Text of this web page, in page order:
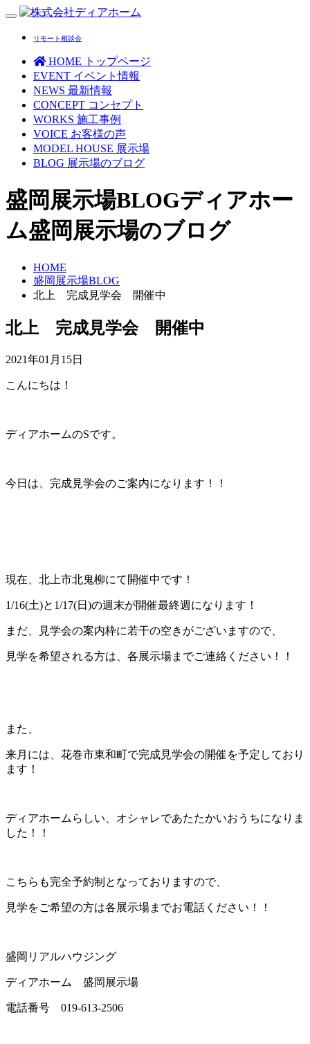
Toggle
リモート相談会
HOME
トップページ
EVENT イベント情報
NEWS 最新情報
CONCEPT コンセプト
WORKS 施工事例
VOICE お客様の声
MODEL HOUSE 展示場
BLOG 展示場のブログ
盛岡展示場BLOGディアホー
ム盛岡展示場のブログ
HOME
盛岡展示場BLOG
北上 完成見学会 開催中
北上 完成見学会 開催中
2021年01月15日
こんにちは！
ディアホームのSです。
今日は、完成見学会のご案内になります！！
現在、北上市北鬼柳にて開催中です！
1/16(土)と1/17(日)の週末が開催最終週になります！
まだ、見学会の案内枠に若干の空きがございますので、
見学を希望される方は、各展示場までご連絡ください！！
また、
来月には、花巻市東和町で完成見学会の開催を予定しており
ます！
ディアホームらしい、オシャレであたたかいおうちになりま
した！！
こちらも完全予約制となっておりますので、
見学をご希望の方は各展示場までお電話ください！！
盛岡リアルハウジング
ディアホーム 盛岡展示場
電話番号 019-613-2506